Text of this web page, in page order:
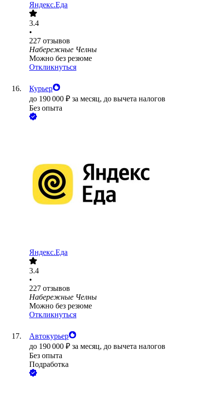
Яндекс.Еда
3.4
•
227 отзывов
Набережные Челны
Можно без резюме
Откликнуться
Курьер
до 190 000 ₽ за месяц, до вычета налогов
Без опыта
Яндекс.Еда
3.4
•
227 отзывов
Набережные Челны
Можно без резюме
Откликнуться
Автокурьер
до 190 000 ₽ за месяц, до вычета налогов
Без опыта
Подработка